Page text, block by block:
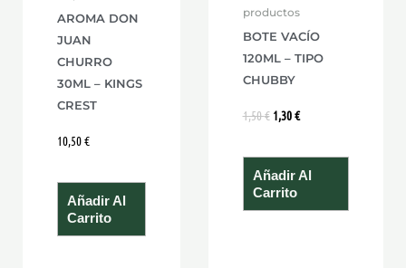
AROMA DON
JUAN
CHURRO
30ML – KINGS
CREST
10,50€
Añadir Al
Carrito
productos
BOTE VACÍO
120ML – TIPO
CHUBBY
1,50€ 1,30€
Añadir Al
Carrito